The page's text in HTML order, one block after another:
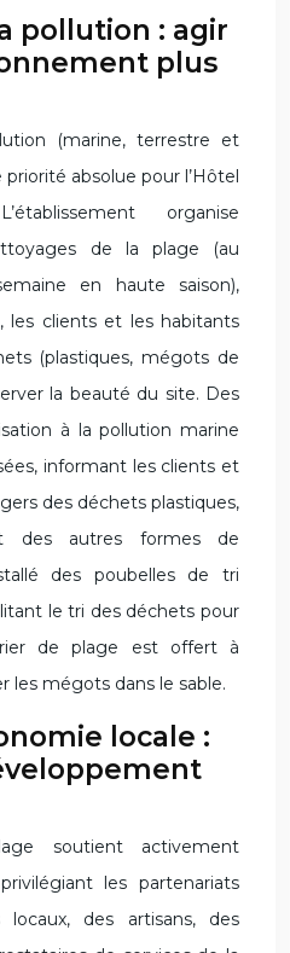
pollution : agir
plus
(marine, terrestre et
absolue pour l’Hôtel
organise
de la plage (au
en haute saison),
les clients et les habitants
(plastiques, mégots de
la beauté du site. Des
à la pollution marine
informant les clients et
des déchets plastiques,
des autres formes de
des poubelles de tri
le tri des déchets pour
de plage est offert à
les mégots dans le sable.
locale :
soutient activement
les partenariats
des artisans, des